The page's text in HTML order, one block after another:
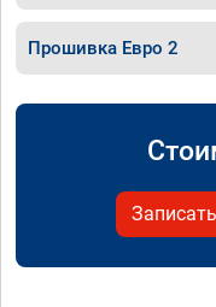
Прошивка Евро 2